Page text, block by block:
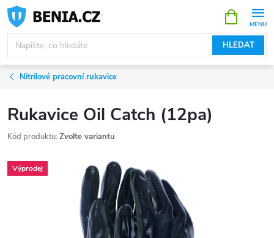
Přejít
obsah
HLEDAT
NÁKUPNÍ
KOŠÍK
Nitrilové pracovní rukavice
Rukavice Oil Catch (12pa)
Kód produktu: Zvolte variantu
Výprodej